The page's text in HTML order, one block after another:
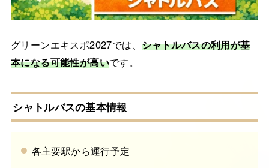
グリーンエキスポ2027では、シャトルバスの利用が基
本になる可能性が高いです。
シャトルバスの基本情報
各主要駅から運行予定